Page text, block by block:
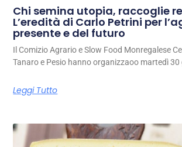
Chi semina utopia, raccoglie
L’eredità di Carlo Petrini per
presente e del futuro
Il Comizio Agrario e Slow Food Monregalese
Tanaro e Pesio hanno organizzaoo martedì
Leggi Tutto